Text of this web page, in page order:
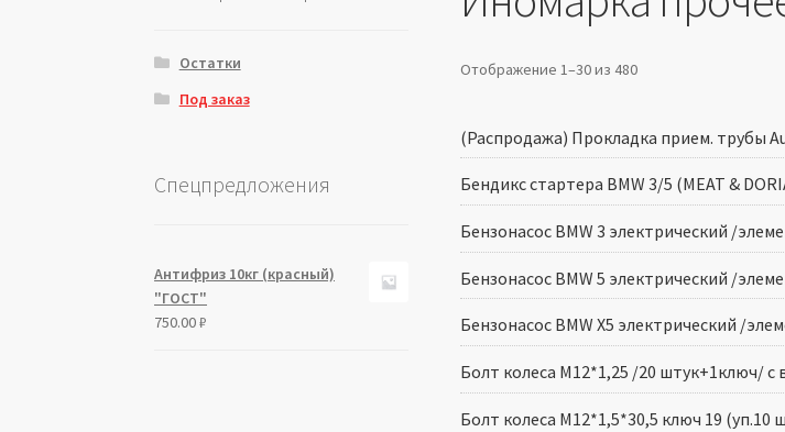
Отображение 1–30 из 480
(Распродажа) Прокладка прием. трубы
Бендикс стартера BMW 3/5 (MEAT &
Бензонасос BMW 3 электрический /
Бензонасос BMW 5 электрический /
Бензонасос BMW X5 электрический /
Болт колеса M12*1,25 /20 штук+1ключ/
Болт колеса M12*1,5*30,5 ключ 19 (уп.10
Остатки
Под заказ
Спецпредложения
Антифриз 10кг (красный)
"ГОСТ"
750.00₽